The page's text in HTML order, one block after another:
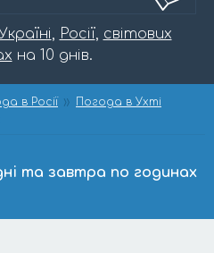
, Росії, світових
на 10 днів.
в Росії
Погода в Ухті
та завтра по годинах